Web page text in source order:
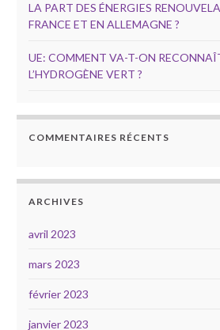
LA PART DES ÉNERGIES
FRANCE ET EN ALLEMAGNE ?
UE: COMMENT VA-T-ON
L’HYDROGÈNE VERT ?
COMMENTAIRES RÉCENTS
ARCHIVES
avril 2023
mars 2023
février 2023
janvier 2023